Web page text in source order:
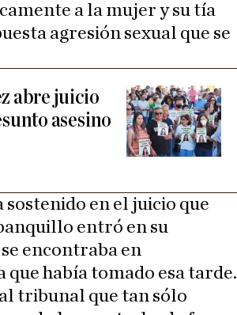
a la mujer y su tía
agresión sexual que se
abre juicio
asesino
en el juicio que
entró en su
encontraba en
que había tomado esa tarde.
tribunal que tan sólo